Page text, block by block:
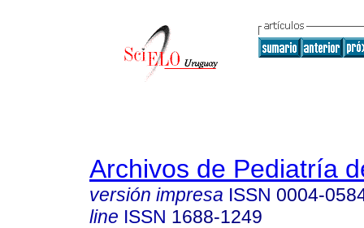
Archivos de Pediatría
versión impresa ISSN 0004-
line ISSN 1688-1249